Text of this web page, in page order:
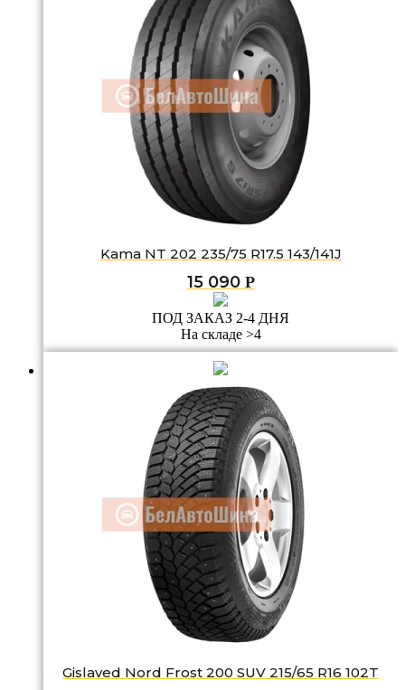
Kama NT 202 235/75 R17.5 143/141J
15 090 Р
ПОД ЗАКАЗ 2-4 ДНЯ
На складе >4
Gislaved Nord Frost 200 SUV 215/65 R16 102T